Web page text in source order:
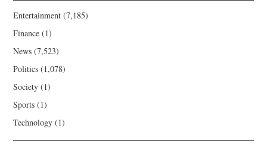
Entertainment (7,185)
Finance (1)
News (7,523)
Politics (1,078)
Society (1)
Sports (1)
Technology (1)